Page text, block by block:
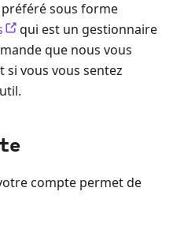
sous forme
qui est un gestionnaire
que nous vous
vous vous sentez
compte permet de